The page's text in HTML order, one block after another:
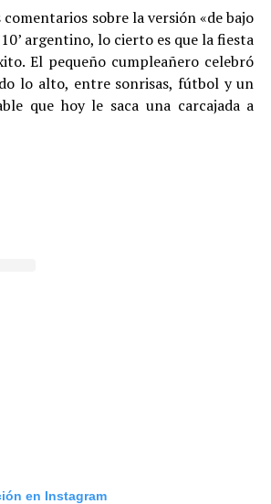
comentarios sobre la versión «de bajo
argentino, lo cierto es que la fiesta
El pequeño cumpleañero celebró
lo alto, entre sonrisas, fútbol y un
que hoy le saca una carcajada a
en Instagram